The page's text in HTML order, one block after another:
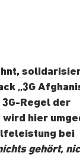
„3G
Regel der
hier
bei
gehört,